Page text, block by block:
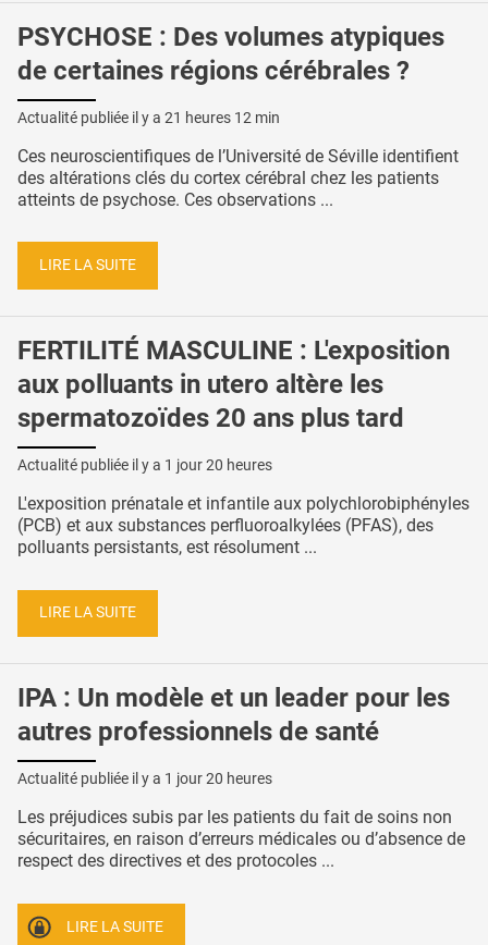
PSYCHOSE : Des volumes atypiques
de certaines régions cérébrales ?
Actualité publiée il y a 21 heures 12 min
Ces neuroscientifiques de l’Université de Séville identifient
des altérations clés du cortex cérébral chez les patients
atteints de psychose. Ces observations ...
LIRE LA SUITE
FERTILITÉ MASCULINE : L'exposition
aux polluants in utero altère les
spermatozoïdes 20 ans plus tard
Actualité publiée il y a 1 jour 20 heures
L'exposition prénatale et infantile aux polychlorobiphényles
(PCB) et aux substances perfluoroalkylées (PFAS), des
polluants persistants, est résolument ...
LIRE LA SUITE
IPA : Un modèle et un leader pour les
autres professionnels de santé
Actualité publiée il y a 1 jour 20 heures
Les préjudices subis par les patients du fait de soins non
sécuritaires, en raison d’erreurs médicales ou d’absence de
respect des directives et des protocoles ...
LIRE LA SUITE